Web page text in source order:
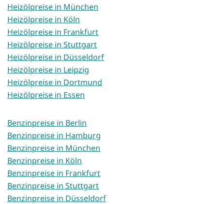
Heizölpreise in München
Heizölpreise in Köln
Heizölpreise in Frankfurt
Heizölpreise in Stuttgart
Heizölpreise in Düsseldorf
Heizölpreise in Leipzig
Heizölpreise in Dortmund
Heizölpreise in Essen
Benzinpreise in Berlin
Benzinpreise in Hamburg
Benzinpreise in München
Benzinpreise in Köln
Benzinpreise in Frankfurt
Benzinpreise in Stuttgart
Benzinpreise in Düsseldorf